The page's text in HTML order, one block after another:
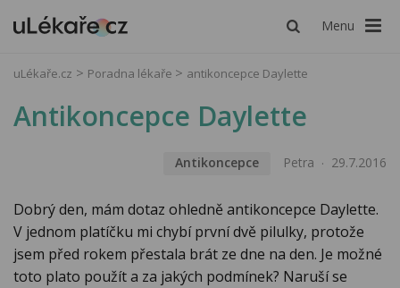
Menu
uLékaře.cz Poradna lékaře antikoncepce Daylette
Antikoncepce Daylette
Antikoncepce Petra 29.7.2016
Dobrý den, mám dotaz ohledně antikoncepce Daylette.
V jednom platíčku mi chybí první dvě pilulky, protože
jsem před rokem přestala brát ze dne na den. Je možné
toto plato použít a za jakých podmínek? Naruší se